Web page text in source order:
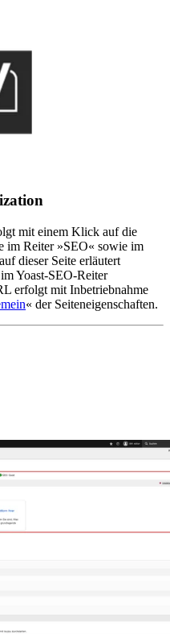
mit einem Klick auf die
im Reiter »SEO« sowie im
dieser Seite erläutert
Yoast-SEO-Reiter
erfolgt mit Inbetriebnahme
« der Seiteneigenschaften.